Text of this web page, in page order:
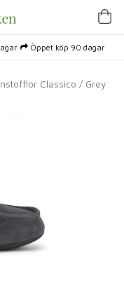
Öppet köp 90 dagar
Classico / Grey